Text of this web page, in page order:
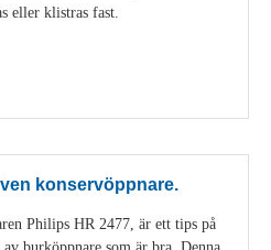
eller klistras fast.
konservöppnare.
Philips HR 2477, är ett tips på